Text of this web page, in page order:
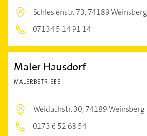
Schlesienstr. 73,74189 Weinsberg
07134 5 14 91 14
Maler Hausdorf
MALERBETRIEBE
Weidachstr. 30,74189 Weinsberg
0173 6 52 68 54